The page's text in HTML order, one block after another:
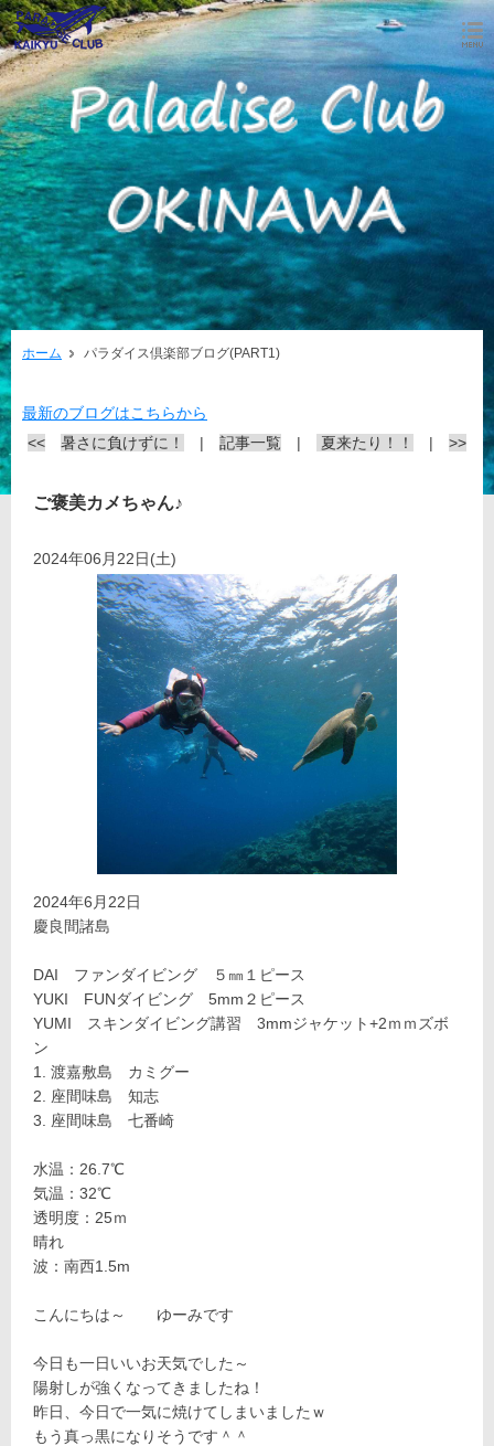
ホーム パラダイス倶楽部ブログ(PART1)
最新のブログはこちらから
<<
暑さに負けずに！ | 記事一覧 | 夏来たり！！ | >>
ご褒美カメちゃん♪
2024年06月22日(土)
2024年6月22日
慶良間諸島
DAI ファンダイビング ５㎜１ピース
YUKI FUNダイビング 5mm２ピース
YUMI スキンダイビング講習 3mmジャケット+2ｍｍズボ
ン
渡嘉敷島 カミグー
座間味島 知志
座間味島 七番崎
水温：26.7℃
気温：32℃
透明度：25ｍ
晴れ
波：南西1.5m
こんにちは～ ゆーみです
今日も一日いいお天気でした～
陽射しが強くなってきましたね！
昨日、今日で一気に焼けてしまいましたｗ
もう真っ黒になりそうです＾＾